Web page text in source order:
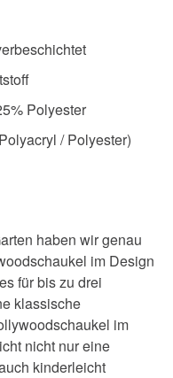
Polyester
/ Polyester)
haben wir genau
im Design
für bis zu drei
klassische
im
nicht nur eine
kinderleicht